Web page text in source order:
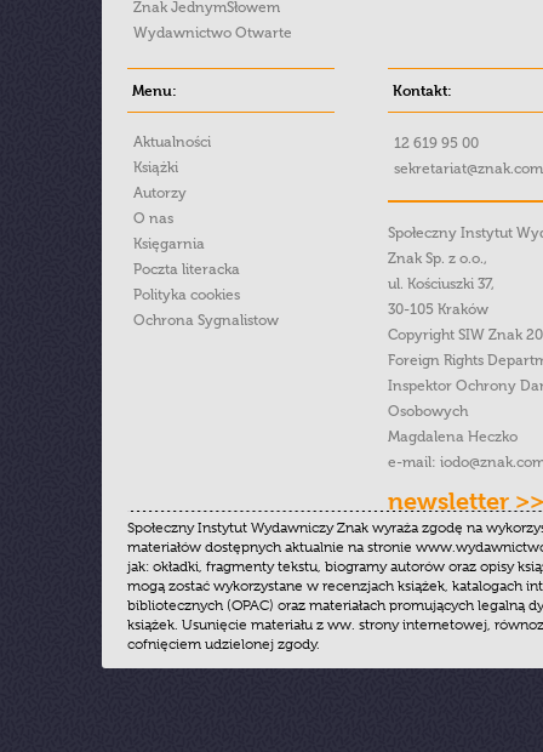
Znak JednymSłowem
Wydawnictwo Otwarte
Menu:
Aktualności
Książki
Autorzy
O nas
Księgarnia
Poczta literacka
Polityka cookies
Ochrona Sygnalistow
Kontakt:
12 619 95 00
Społeczny Instytut
Znak Sp. z o.o.,
ul. Kościuszki 37,
30-105 Kraków
Copyright SIW Znak
Foreign Rights
Inspektor Ochrony
Osobowych
Magdalena Heczko
e-mail:
newsletter >>
Społeczny Instytut Wydawniczy Znak wyraża zgodę na
materiałów dostępnych aktualnie na stronie
jak: okładki, fragmenty tekstu, biogramy autorów oraz opisy
mogą zostać wykorzystane w recenzjach książek, katalogach
bibliotecznych (OPAC) oraz materiałach promujących legalną
książek. Usunięcie materiału z ww. strony internetowej,
cofnięciem udzielonej zgody.